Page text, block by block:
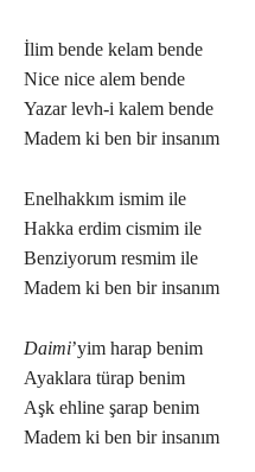
İlim bende kelam bende
Nice nice alem bende
Yazar levh-i kalem bende
Madem ki ben bir insanım
Enelhakkım ismim ile
Hakka erdim cismim ile
Benziyorum resmim ile
Madem ki ben bir insanım
Daimi’yim harap benim
Ayaklara türap benim
Aşk ehline şarap benim
Madem ki ben bir insanım